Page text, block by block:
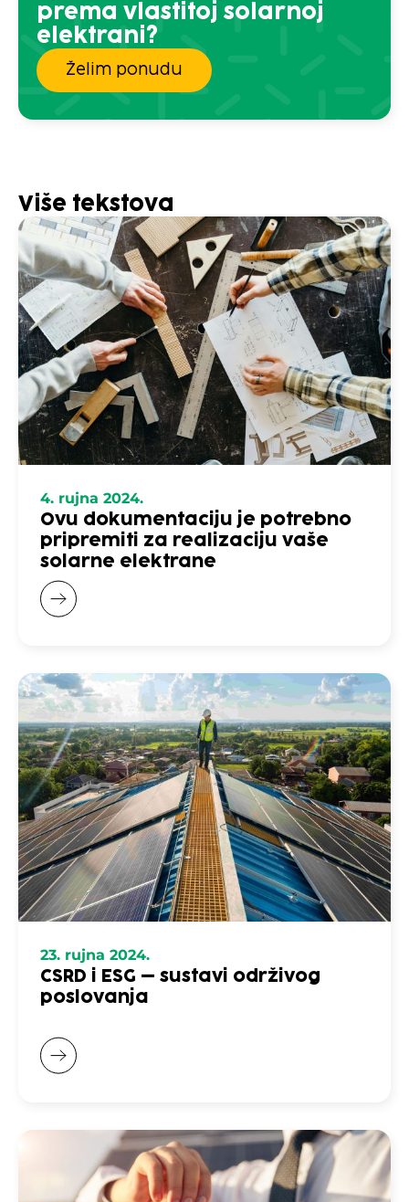
prema vlastitoj solarnoj
elektrani?
Želim ponudu
Više tekstova
4. rujna 2024.
Ovu dokumentaciju je potrebno
pripremiti za realizaciju vaše
solarne elektrane
23. rujna 2024.
CSRD i ESG – sustavi održivog
poslovanja